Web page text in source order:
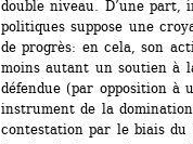
double niveau. D’une
politiques suppose une
de progrès: en cela, son
moins autant un soutien à
défendue (par opposition à
instrument de la
contestation par le biais